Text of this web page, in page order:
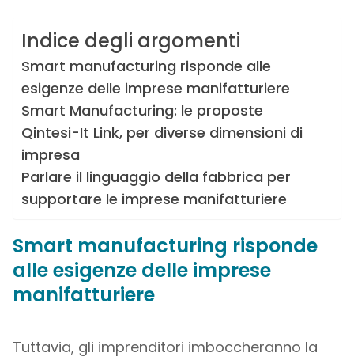
Indice degli argomenti
Smart manufacturing risponde alle
esigenze delle imprese manifatturiere
Smart Manufacturing: le proposte
Qintesi-It Link, per diverse dimensioni di
impresa
Parlare il linguaggio della fabbrica per
supportare le imprese manifatturiere
Smart manufacturing risponde
alle esigenze delle imprese
manifatturiere
Tuttavia, gli imprenditori imboccheranno la